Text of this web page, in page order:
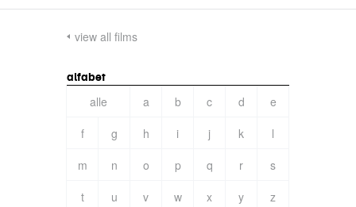
view all films
alfabet
alle a b c d
e
f
g h i j k
l
m
n o p q r
s
t
u v w x y
z